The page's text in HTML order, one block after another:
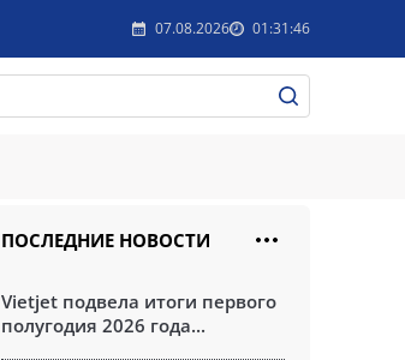
07.08.2026 01:31:46
ПОСЛЕДНИЕ НОВОСТИ
Vietjet подвела итоги первого
полугодия 2026 года...